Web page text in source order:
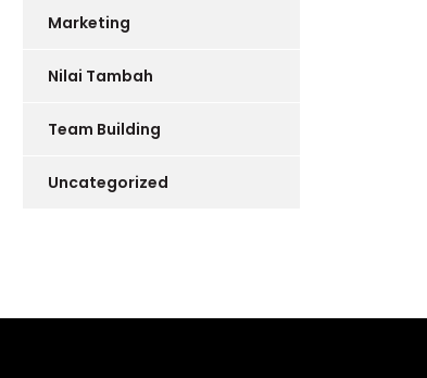
Marketing
Nilai Tambah
Team Building
Uncategorized